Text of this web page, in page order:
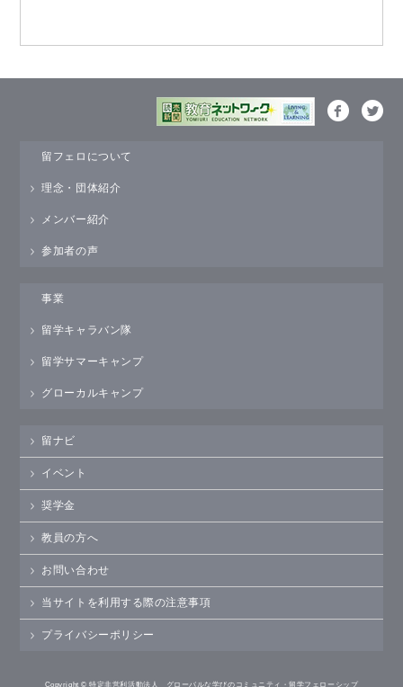
留フェロについて
理念・団体紹介
メンバー紹介
参加者の声
事業
留学キャラバン隊
留学サマーキャンプ
グローカルキャンプ
留ナビ
イベント
奨学金
教員の方へ
お問い合わせ
当サイトを利用する際の注意事項
プライバシーポリシー
Copyright © 特定非営利活動法人 グローバルな学びのコミュニティ・留学フェローシップ